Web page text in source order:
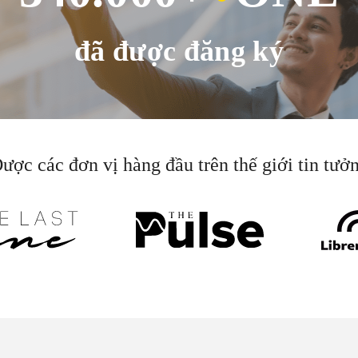
đã được đăng ký
các đơn vị hàng đầu trên thế giới tin